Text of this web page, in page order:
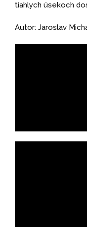
tiahlych úsekoch
Autor: Jaroslav